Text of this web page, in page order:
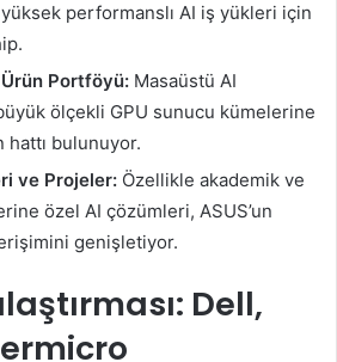
performanslı AI iş yükleri için
Portföyü: Masaüstü AI
ölçekli GPU sunucu kümelerine
hattı bulunuyor.
ve Projeler: Özellikle akademik ve
özel AI çözümleri, ASUS’un
genişletiyor.
Dell,